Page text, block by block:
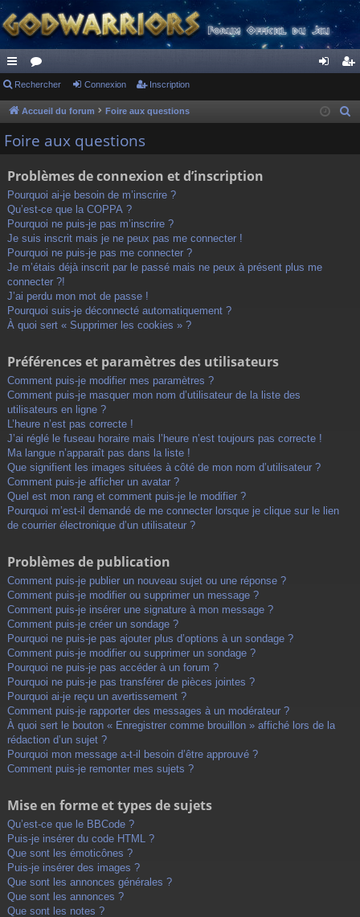
ac
co
ur
s
or
u ne cri
Rechercher Connexion Inscription
Accueil du forum Foire aux questions
Foire aux questions
Problèmes de connexion et d’inscription
Pourquoi ai-je besoin de m’inscrire ?
Qu’est-ce que la COPPA ?
Pourquoi ne puis-je pas m’inscrire ?
Je suis inscrit mais je ne peux pas me connecter !
Pourquoi ne puis-je pas me connecter ?
Je m’étais déjà inscrit par le passé mais ne peux à présent plus me
connecter ?!
J’ai perdu mon mot de passe !
Pourquoi suis-je déconnecté automatiquement ?
À quoi sert « Supprimer les cookies » ?
Préférences et paramètres des utilisateurs
Comment puis-je modifier mes paramètres ?
Comment puis-je masquer mon nom d’utilisateur de la liste des
utilisateurs en ligne ?
L’heure n’est pas correcte !
J’ai réglé le fuseau horaire mais l’heure n’est toujours pas correcte !
Ma langue n’apparaît pas dans la liste !
Que signifient les images situées à côté de mon nom d’utilisateur ?
Comment puis-je afficher un avatar ?
Quel est mon rang et comment puis-je le modifier ?
Pourquoi m’est-il demandé de me connecter lorsque je clique sur le lien
de courrier électronique d’un utilisateur ?
Problèmes de publication
Comment puis-je publier un nouveau sujet ou une réponse ?
Comment puis-je modifier ou supprimer un message ?
Comment puis-je insérer une signature à mon message ?
Comment puis-je créer un sondage ?
Pourquoi ne puis-je pas ajouter plus d’options à un sondage ?
Comment puis-je modifier ou supprimer un sondage ?
Pourquoi ne puis-je pas accéder à un forum ?
Pourquoi ne puis-je pas transférer de pièces jointes ?
Pourquoi ai-je reçu un avertissement ?
Comment puis-je rapporter des messages à un modérateur ?
À quoi sert le bouton « Enregistrer comme brouillon » affiché lors de la
rédaction d’un sujet ?
Pourquoi mon message a-t-il besoin d’être approuvé ?
Comment puis-je remonter mes sujets ?
Mise en forme et types de sujets
Qu’est-ce que le BBCode ?
Puis-je insérer du code HTML ?
Que sont les émoticônes ?
Puis-je insérer des images ?
Que sont les annonces générales ?
Que sont les annonces ?
Que sont les notes ?